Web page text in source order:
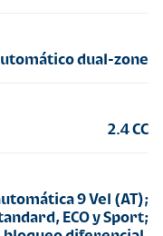
dual-zone
2.4 CC
9 Vel (AT);
ECO y Sport;